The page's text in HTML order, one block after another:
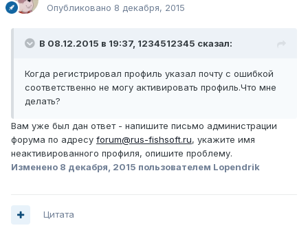
Опубликовано 8 декабря, 2015
В 08.12.2015 в 19:37, 1234512345 сказал:
Когда регистрировал профиль указал почту с ошибкой
соответственно не могу активировать профиль.Что мне
делать?
Вам уже был дан ответ - напишите письмо администрации
форума по адресу forum@rus-fishsoft.ru, укажите имя
неактивированного профиля, опишите проблему.
Изменено 8 декабря, 2015 пользователем Lopendrik
Цитата